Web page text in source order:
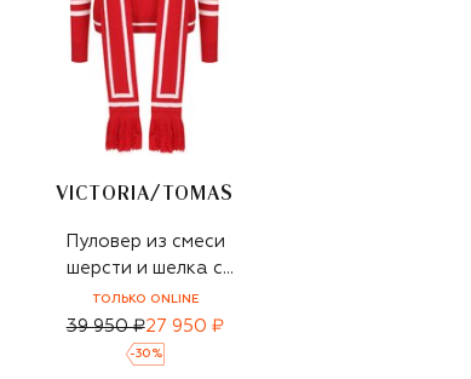
VICTORIA/TOMAS
Пуловер из смеси
шерсти и шелка с
кашемиром
ТОЛЬКО ONLINE
39 950 ₽27 950 ₽
-30 %